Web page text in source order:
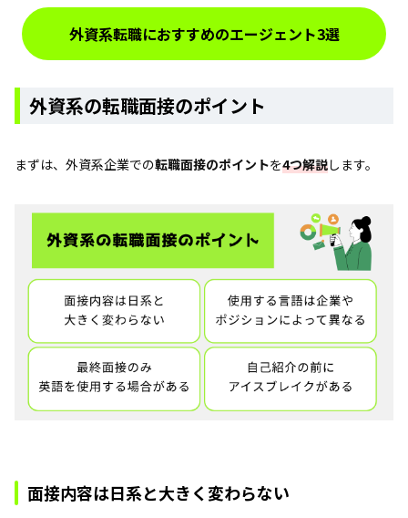
外資系転職におすすめのエージェント3選
外資系の転職面接のポイント
まずは、外資系企業での転職面接のポイントを4つ解説します。
面接内容は日系と大きく変わらない